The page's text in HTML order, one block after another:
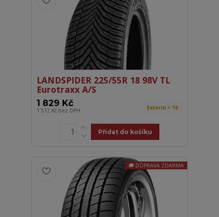
LANDSPIDER 225/55R 18 98V TL
Eurotraxx A/S
1 829 Kč
1 512 Kč bez DPH Externí > 10
Přidat do košíku
DOPRAVA ZDARMA